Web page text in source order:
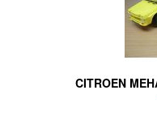
CITROEN